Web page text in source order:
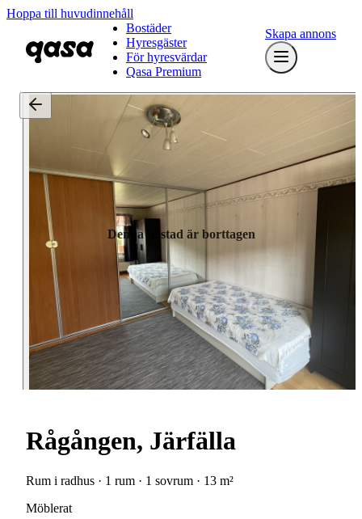
Hoppa till huvudinnehåll
Bostäder
Hyresgäster
För hyresvärdar
Qasa Premium
Skapa annons
Denna bostad är borttagen
Rågången, Järfälla
Rum i radhus · 1 rum · 1 sovrum · 13 m²
Möblerat